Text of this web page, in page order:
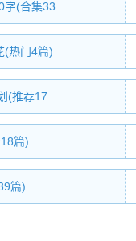
字(合集33…
(热门4篇)…
(推荐17…
篇)…
篇)…